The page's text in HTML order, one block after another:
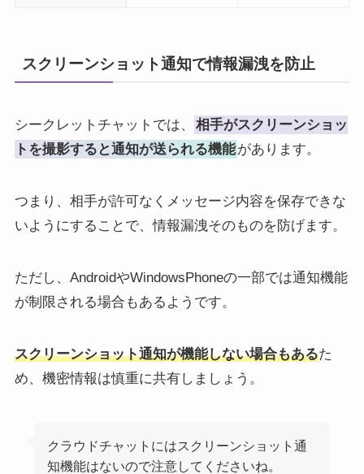
スクリーンショット通知で情報漏洩を防止
シークレットチャットでは、
相手がスクリーンショッ
トを撮影すると通知が送られる機能があります。
つまり、相手が許可なくメッセージ内容を保存できな
いようにすることで、情報漏洩そのものを防げます。
ただし、AndroidやWindowsPhoneの一部では通知機能
が制限される場合もあるようです。
スクリーンショット通知が機能しない場合もあるた
め、機密情報は慎重に共有しましょう。
クラウドチャットにはスクリーンショット通
知機能はないので注意してくださいね。